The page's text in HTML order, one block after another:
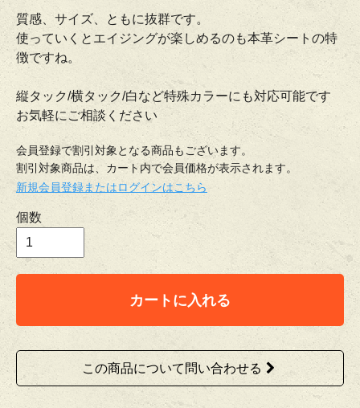
質感、サイズ、ともに抜群です。
使っていくとエイジングが楽しめるのも本革シートの特
徴ですね。
縦タック/横タック/白など特殊カラーにも対応可能です
お気軽にご相談ください
会員登録で割引対象となる商品もございます。
割引対象商品は、カート内で会員価格が表示されます。
新規会員登録またはログインはこちら
個数
カートに入れる
この商品について問い合わせる